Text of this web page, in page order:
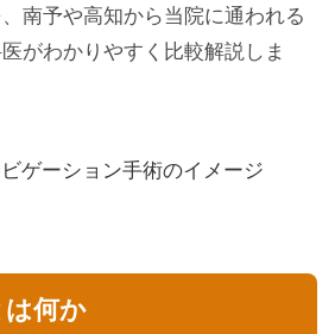
南予や高知から当院に通われる
がわかりやすく比較解説しま
何か